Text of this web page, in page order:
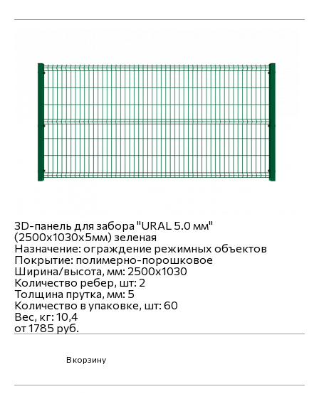
3D-панель для забора "URAL 5.0 мм"
(2500х1030х5мм) зеленая
Назначение: ограждение режимных объектов
Покрытие: полимерно-порошковое
Ширина/высота, мм: 2500x1030
Количество ребер, шт: 2
Толщина прутка, мм: 5
Количество в упаковке, шт: 60
Вес, кг: 10,4
от 1785 руб.
В корзину